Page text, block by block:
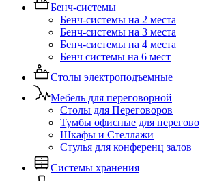
Бенч-системы
Бенч-системы на 2 места
Бенч-системы на 3 места
Бенч-системы на 4 места
Бенч системы на 6 мест
Столы электроподъемные
Мебель для переговорной
Столы для Переговоров
Тумбы офисные для
Шкафы и Стеллажи
Стулья для конференц залов
Системы хранения